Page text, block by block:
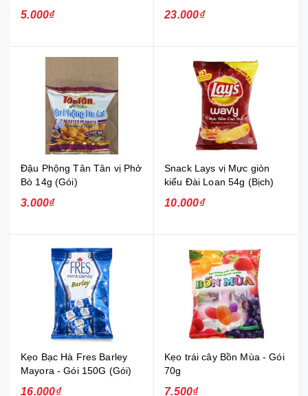
5.000₫ 23.000₫
Đậu Phộng Tân Tân vị Phở
Bò 14g (Gói)
3.000₫
Snack Lays vị Mực giòn
kiểu Đài Loan 54g (Bịch)
10.000₫
Kẹo Bạc Hà Fres Barley
Mayora - Gói 150G (Gói)
16.000₫
Kẹo trái cây Bồn Mùa - Gói
70g
7.500₫